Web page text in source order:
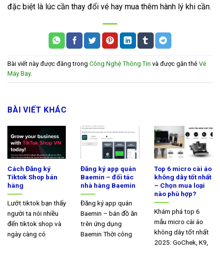
đặc biệt là lúc cần thay đổi vé hay mua thêm hành lý khi cần.
Bài viết này được đăng trong Công Nghệ Thông Tin và được gắn thẻ Vé
Máy Bay.
BÀI VIẾT KHÁC
Cách Đăng ký
Tiktok Shop bán
hàng
Lướt tiktok bạn thấy
người ta nói nhiều
đến tiktok shop và
ngày càng có
Đăng ký app quán
Baemin – đối tác
nhà hàng Baemin
Đăng ký app quán
Baemin – bán đồ ăn
trên ứng dụng
Baemin Thời công
Top 6 micro cài áo
không dây tốt nhất
– Chọn mua loại
nào phù hợp?
Khám phá top 6
mẫu micro cài áo
không dây tốt nhất
2025: GoChek, K9,